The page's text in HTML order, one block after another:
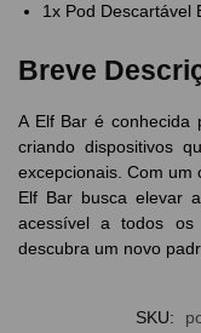
1x Pod Descartável
Breve
A Elf Bar é conhecida
criando dispositivos
excepcionais. Com um
Elf Bar busca elevar
acessível a todos
descubra um novo
SKU: